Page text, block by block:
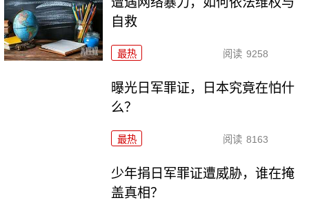
自救
最热 阅读 9258
曝光日军罪证，日本究竟在怕什
么？
最热 阅读 8163
少年捐日军罪证遭威胁，谁在掩
盖真相？